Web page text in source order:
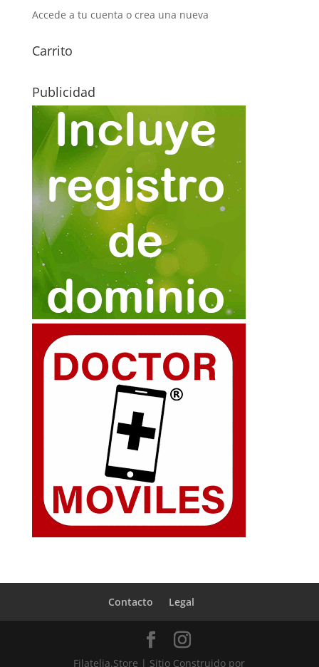
Accede a tu cuenta o crea una nueva
Carrito
Publicidad
Contacto Legal
Filatelia.Store | Sitio Construido por